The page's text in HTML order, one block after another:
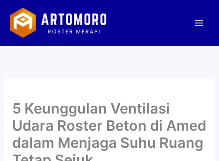
Lewati
konten
5 Keunggulan Ventilasi
Udara Roster Beton di Amed
dalam Menjaga Suhu Ruang